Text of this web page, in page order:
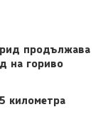
продължава
на гориво
километра